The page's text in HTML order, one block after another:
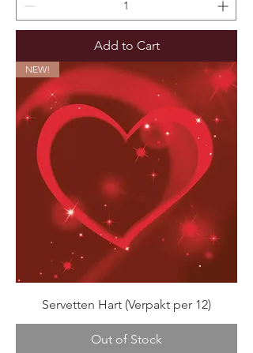
Add to Cart
NEW!
Servetten Hart (Verpakt per 12)
Out of Stock